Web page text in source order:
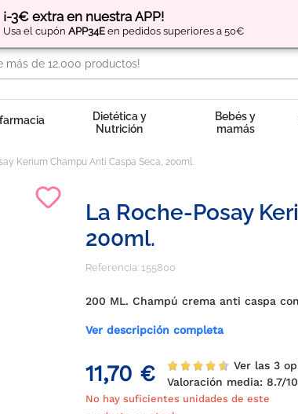
¡-3€ extra en nuestra APP!
Usa el cupón APP34E en pedidos superiores a 50€
Regístratey obtén
Dietética y
Nutrición
Bebés y
mamás
Kerium Champu Anti Caspa Seca, 200ml.
La Roche-Posay
200ml.
Referencia: 155800
200 ML. Champú crema anti caspa
Ver descripción completa
11,70 €
Ver las 3
Valoración media:8.7/
No hay suficientes unidades de este